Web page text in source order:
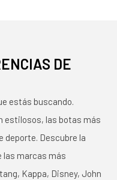
DE
estás buscando.
estilosos, las botas más
deporte. Descubre la
las marcas más
Kappa, Disney, John